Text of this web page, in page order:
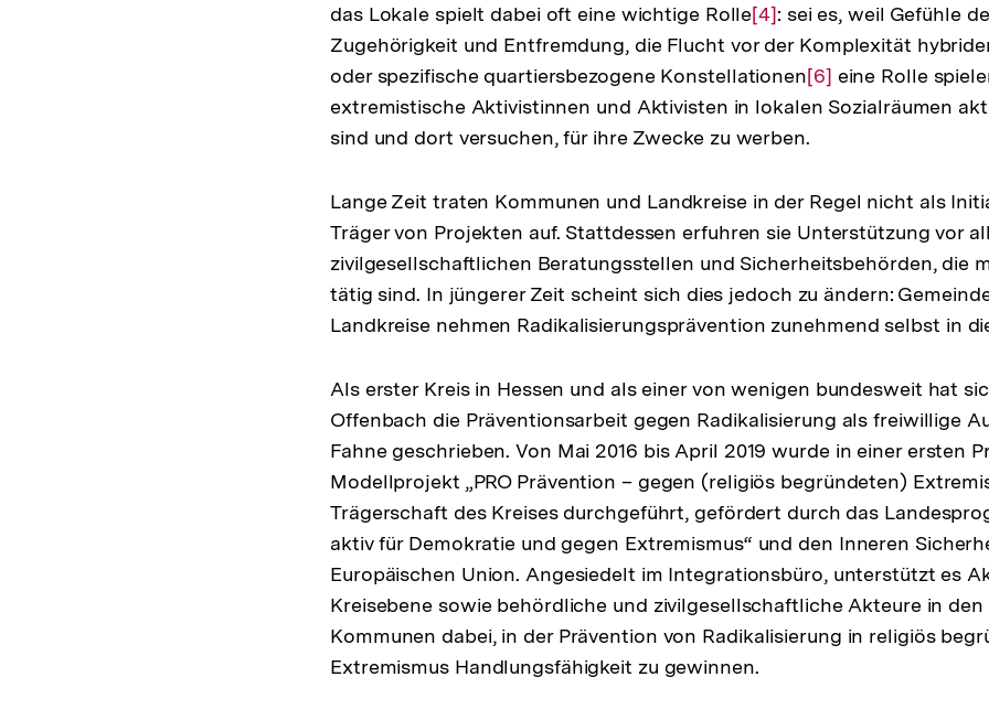
Auflösung
der
Fußnote
das Lokale spielt dabei oft eine wichtige RolleZur
Auflösung
der
Fußnote
[4]: sei es, weil Gefühle
Zugehörigkeit und Entfremdung, die Flucht vor der Komplexität
oder spezifische quartiersbezogene KonstellationenZur
Auflösung
der
[6] eine Rolle
extremistische Aktivistinnen und Aktivisten in lokalen Sozialräumen
sind und dort versuchen, für ihre Zwecke zu werben.
Lange Zeit traten Kommunen und Landkreise in der Regel nicht als
Träger von Projekten auf. Stattdessen erfuhren sie Unterstützung vor
zivilgesellschaftlichen Beratungsstellen und Sicherheitsbehörden, die
tätig sind. In jüngerer Zeit scheint sich dies jedoch zu ändern:
Landkreise nehmen Radikalisierungsprävention zunehmend selbst in
Als erster Kreis in Hessen und als einer von wenigen bundesweit hat
Offenbach die Präventionsarbeit gegen Radikalisierung als freiwillige
Fahne geschrieben. Von Mai 2016 bis April 2019 wurde in einer ersten
Modellprojekt „PRO Prävention – gegen (religiös begründeten)
Trägerschaft des Kreises durchgeführt, gefördert durch das
aktiv für Demokratie und gegen Extremismus“ und den Inneren
Europäischen Union. Angesiedelt im Integrationsbüro, unterstützt es
Kreisebene sowie behördliche und zivilgesellschaftliche Akteure in
Kommunen dabei, in der Prävention von Radikalisierung in religiös
Extremismus Handlungsfähigkeit zu gewinnen.